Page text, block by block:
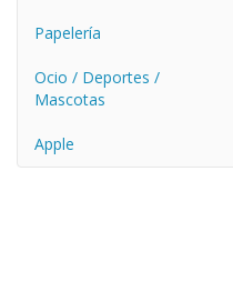
Papelería
Ocio / Deportes /
Mascotas
Apple